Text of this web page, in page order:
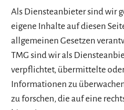
Als Diensteanbieter sind wir
eigene Inhalte auf diesen
allgemeinen Gesetzen
TMG sind wir als
verpflichtet, übermittelte
Informationen zu
zu forschen, die auf eine